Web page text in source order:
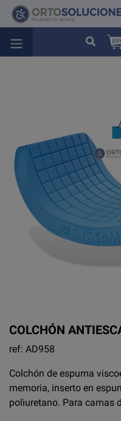
COLCHÓN
ref: AD958
Colchón de espuma
memoria, inserto en
poliuretano. Para camas